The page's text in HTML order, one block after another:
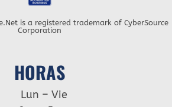
is a registered trademark of CyberSource
Corporation
HORAS
Lun – Vie